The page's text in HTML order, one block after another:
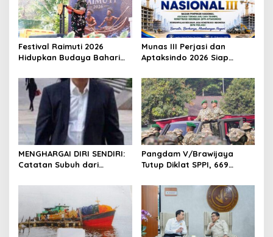
Festival Raimuti 2026
Hidupkan Budaya Bahari
Munas III Perjasi dan
Aptaksindo 2026 Siap
Provinsi Akan Hadir
MENGHARGAI DIRI SENDIRI:
Catatan Subuh dari
Jawa
Pangdam V/Brawijaya
Tutup Diklat SPPI, 669
Penggerak Ekonomi Desa